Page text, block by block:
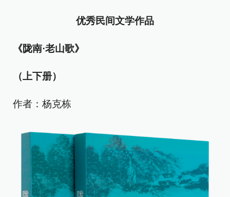
优秀民间文学作品
《陇南·老山歌》
（上下册）
作者：杨克栋